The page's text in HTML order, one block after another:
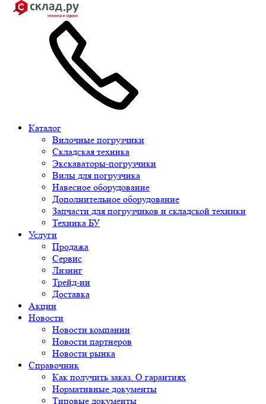
Каталог
Вилочные погрузчики
Складская техника
Экскаваторы-погрузчики
Вилы для погрузчика
Навесное оборудование
Дополнительное оборудование
Запчасти для погрузчиков и складской техники
Техника БУ
Услуги
Продажа
Сервис
Лизинг
Трейд-ин
Доставка
Акции
Новости
Новости компании
Новости партнеров
Новости рынка
Справочник
Как получить заказ. О гарантиях
Нормативные документы
Типовые документы